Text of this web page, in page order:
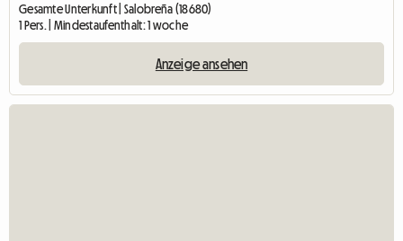
Gesamte Unterkunft | Salobreña (18680)
1 Pers. | Mindestaufenthalt: 1 woche
Anzeige ansehen